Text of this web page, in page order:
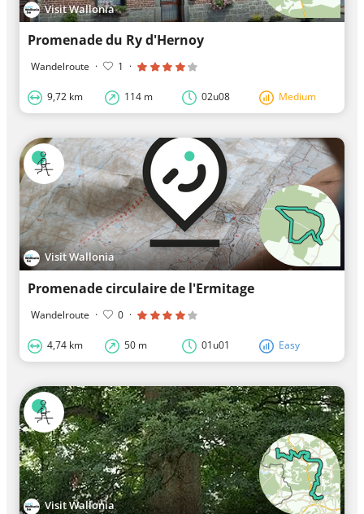
Visit Wallonia
Promenade du Ry d'Hernoy
Wandelroute · 1 ·
9,72 km 114 m 02u08 Medium
Visit Wallonia
Promenade circulaire de l'Ermitage
Wandelroute · 0 ·
4,74 km 50 m 01u01 Easy
Visit Wallonia